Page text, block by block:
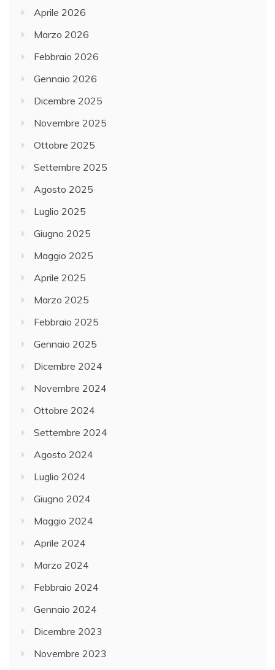
Aprile 2026
Marzo 2026
Febbraio 2026
Gennaio 2026
Dicembre 2025
Novembre 2025
Ottobre 2025
Settembre 2025
Agosto 2025
Luglio 2025
Giugno 2025
Maggio 2025
Aprile 2025
Marzo 2025
Febbraio 2025
Gennaio 2025
Dicembre 2024
Novembre 2024
Ottobre 2024
Settembre 2024
Agosto 2024
Luglio 2024
Giugno 2024
Maggio 2024
Aprile 2024
Marzo 2024
Febbraio 2024
Gennaio 2024
Dicembre 2023
Novembre 2023